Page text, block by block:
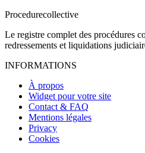
Procedurecollective
Le registre complet des procédures
redressements et liquidations
INFORMATIONS
À propos
Widget pour votre site
Contact & FAQ
Mentions légales
Privacy
Cookies